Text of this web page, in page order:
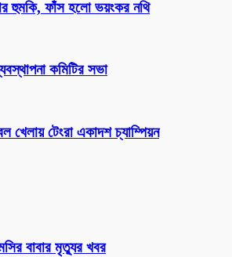
হুমকি, ফাঁস হলো ভয়ংকর নথি
কমিটির সভা
খেলায় টেংরা একাদশ চ্যাম্পিয়ন
বাবার মৃত্যুর খবর